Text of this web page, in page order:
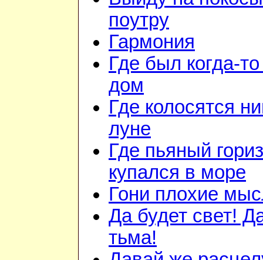
поутру
Гармония
Где был когда-
дом
Где колосятся
луне
Где пьяный
купался в море
Гони плохие
Да будет свет!
тьма!